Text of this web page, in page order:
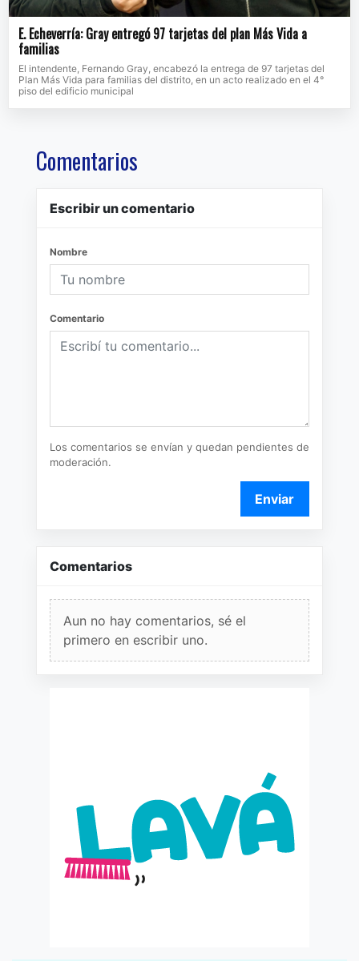
E. Echeverría: Gray entregó 97 tarjetas del plan Más Vida a
familias
El intendente, Fernando Gray, encabezó la entrega de 97 tarjetas del
Plan Más Vida para familias del distrito, en un acto realizado en el 4°
piso del edificio municipal
Comentarios
Escribir un comentario
Nombre
Comentario
Los comentarios se envían y quedan pendientes de
moderación.
Enviar
Comentarios
Aun no hay comentarios, sé el
primero en escribir uno.